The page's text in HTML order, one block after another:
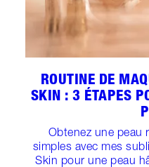
ROUTINE DE
SKIN : 3 ÉTAPES
Obtenez une peau
simples avec mes
Skin pour une peau